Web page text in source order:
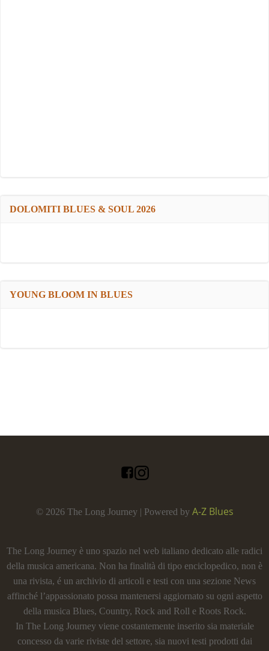
DOLOMITI BLUES & SOUL 2026
YOUNG BLOOM IN BLUES
© 2026 The Long Journey | Powered by A-Z Blues
The Long Journey è uno spazio nel web italiano dedicato alle radici
della musica americana. Non ha finalità di tipo enciclopedico, non è
una rivista, é un archivio di articoli e testi con una sezione News
affinché l’appassionato possa mantenersi aggiornato su ogni aspetto
della musica Blues, Country, Rock and Roll e Roots Rock.
In The Long Journey viene costantemente inserito sia materiale
concesso da varie riviste del settore, sia nuovi testi prodotti dai